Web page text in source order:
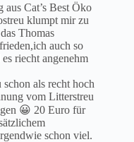
Cat’s Best Öko
klumpt mir zu
Thomas
auch so
riecht angenehm
als recht hoch
vom Litterstreu
😀 20 Euro für
schon viel.